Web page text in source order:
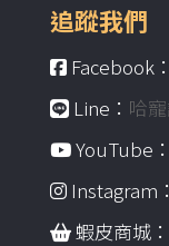
追蹤我們
Facebook：
Line： 哈
YouTube：
Instagram：
蝦皮商城：